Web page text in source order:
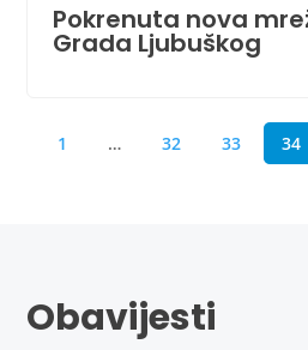
Pokrenuta nova
Grada Ljubuškog
1 … 32 33 34
Obavijesti